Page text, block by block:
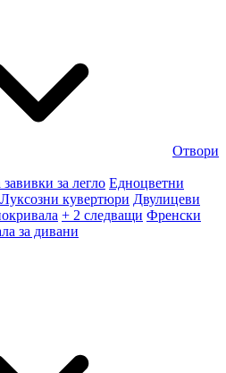
Отвори
за легло Едноцветни
Луксозни кувертюри Двулицеви
+ 2 следващи Френски
за дивани